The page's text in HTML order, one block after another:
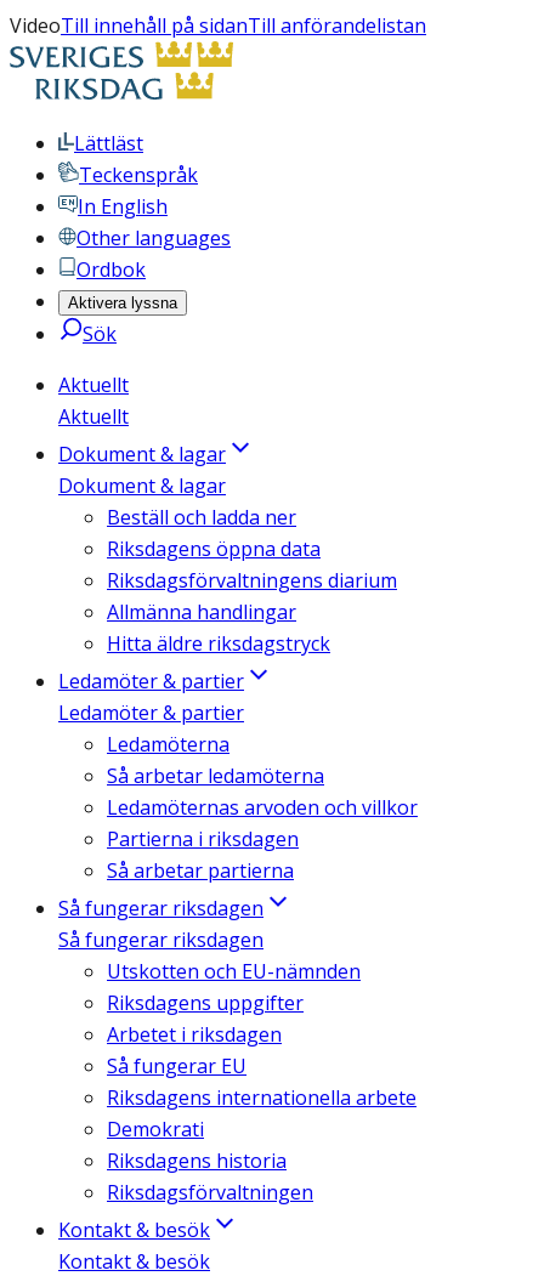
VideoTill innehåll på sidanTill anförandelistan
Lättläst
Teckenspråk
In English
Other languages
Ordbok
Aktivera lyssna
Sök
Aktuellt
Aktuellt
Dokument & lagar
Dokument & lagar
Beställ och ladda ner
Riksdagens öppna data
Riksdagsförvaltningens diarium
Allmänna handlingar
Hitta äldre riksdagstryck
Ledamöter & partier
Ledamöter & partier
Ledamöterna
Så arbetar ledamöterna
Ledamöternas arvoden och villkor
Partierna i riksdagen
Så arbetar partierna
Så fungerar riksdagen
Så fungerar riksdagen
Utskotten och EU-nämnden
Riksdagens uppgifter
Arbetet i riksdagen
Så fungerar EU
Riksdagens internationella arbete
Demokrati
Riksdagens historia
Riksdagsförvaltningen
Kontakt & besök
Kontakt & besök